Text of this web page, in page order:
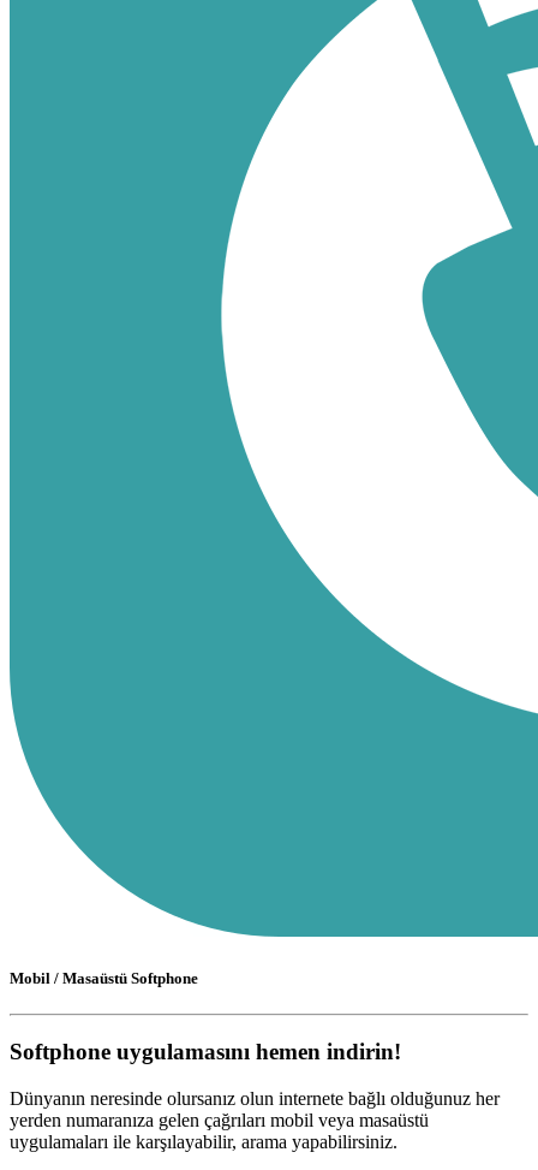
Mobil / Masaüstü Softphone
Softphone uygulamasını hemen indirin!
Dünyanın neresinde olursanız olun internete bağlı olduğunuz her
yerden numaranıza gelen çağrıları mobil veya masaüstü
uygulamaları ile karşılayabilir, arama yapabilirsiniz.